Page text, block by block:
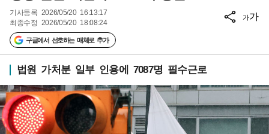
기사등록 2026/05/20 16:13:17
최종수정 2026/05/20 18:08:24
구글에서 선호하는 매체로 추가
가가
법원 가처분 일부 인용에 7087명 필수근로